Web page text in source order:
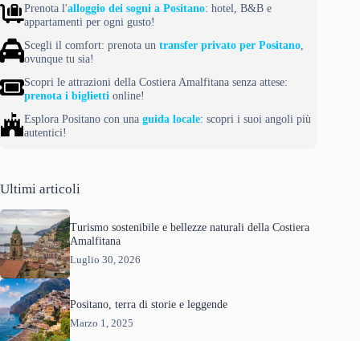
Prenota l'alloggio dei sogni a Positano: hotel, B&B e
appartamenti per ogni gusto!
Scegli il comfort: prenota un transfer privato per Positano
ovunque tu sia!
Scopri le attrazioni della Costiera Amalfitana senza attese:
prenota i biglietti online!
Esplora Positano con una guida locale: scopri i suoi angoli più
autentici!
Ultimi articoli
Turismo sostenibile e bellezze naturali della Costiera
Amalfitana
Luglio 30, 2026
Positano, terra di storie e leggende
Marzo 1, 2025